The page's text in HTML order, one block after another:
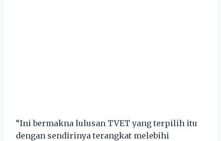
“Ini bermakna lulusan TVET yang terpilih itu
dengan sendirinya terangkat melebihi